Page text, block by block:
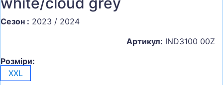
Сезон : 2023 / 2024
Артикул: IND3100 00Z
Розміри:
XXL